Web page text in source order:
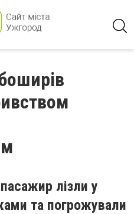
лізли у
та погрожували